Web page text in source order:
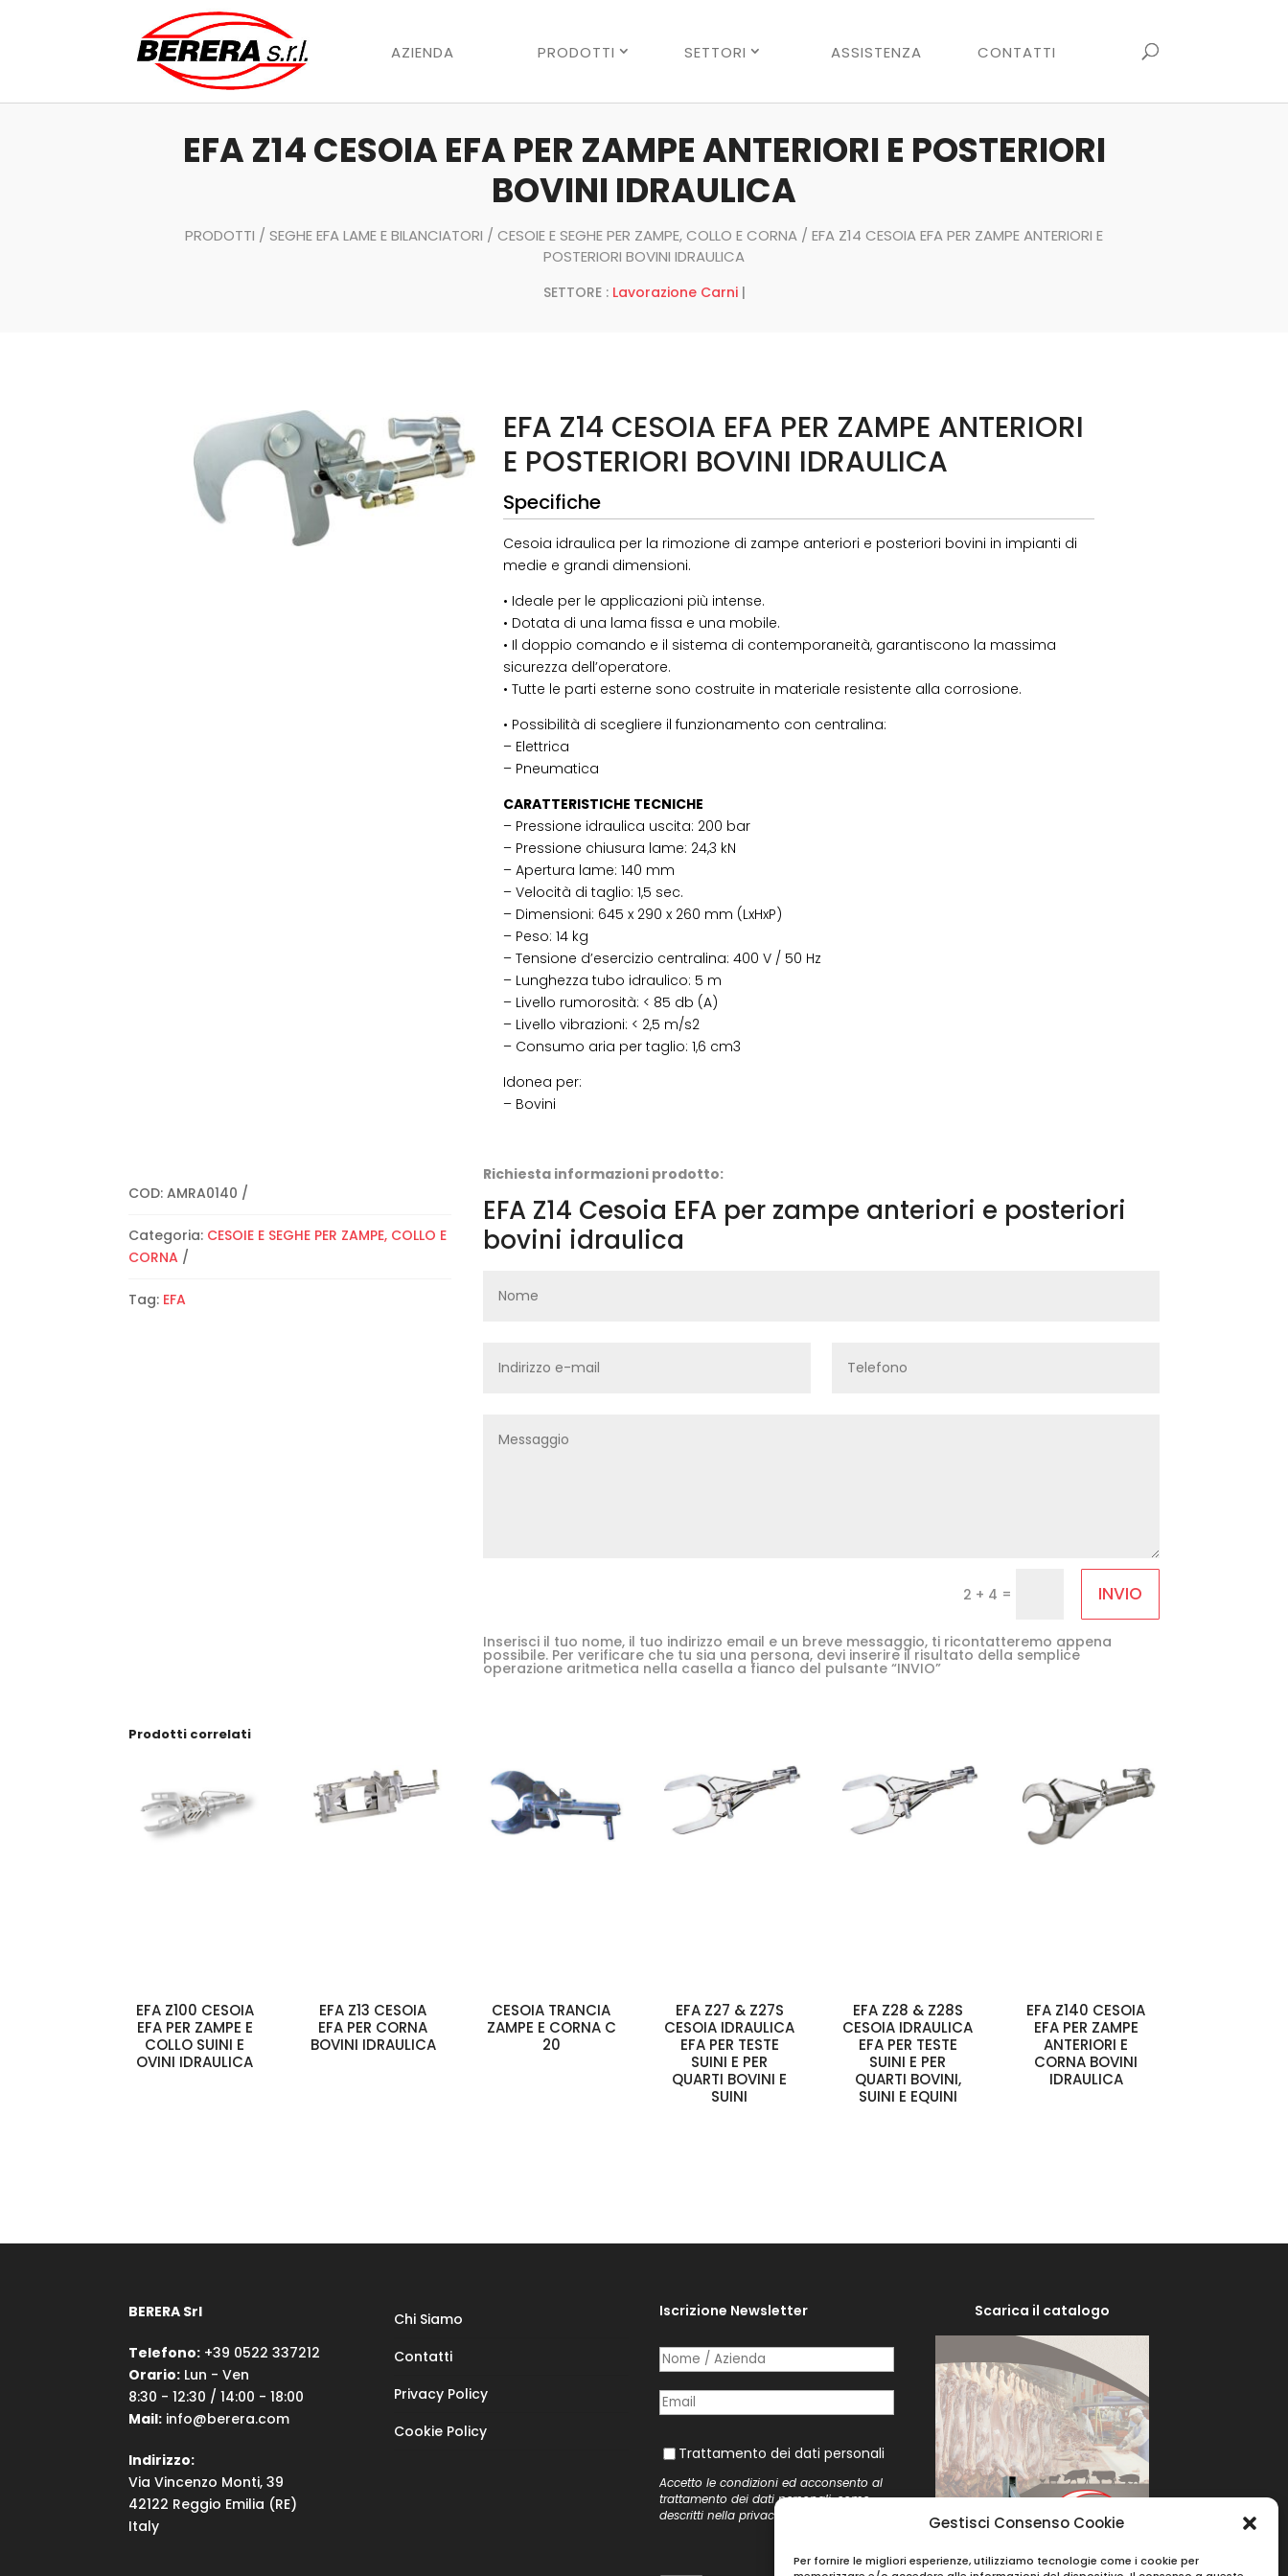
Gestisci Consenso Cookie
Per fornire le migliori esperienze, utilizziamo tecnologie come i cookie per
AZIENDA PRODOTTI SETTORI ASSISTENZA CONTATTI
EFA Z14 CESOIA EFA PER ZAMPE ANTERIORI E POSTERIORI
BOVINI IDRAULICA
PRODOTTI / SEGHE EFA LAME E BILANCIATORI / CESOIE E SEGHE PER ZAMPE, COLLO E CORNA / EFA Z14 CESOIA EFA PER ZAMPE ANTERIORI E
POSTERIORI BOVINI IDRAULICA
SETTORE : Lavorazione Carni|
EFA Z14 CESOIA EFA PER ZAMPE ANTERIORI
E POSTERIORI BOVINI IDRAULICA
Specifiche
Cesoia idraulica per la rimozione di zampe anteriori e posteriori bovini in impianti di
medie e grandi dimensioni.
• Ideale per le applicazioni più intense.
• Dotata di una lama fissa e una mobile.
• Il doppio comando e il sistema di contemporaneità, garantiscono la massima
sicurezza dell’operatore.
• Tutte le parti esterne sono costruite in materiale resistente alla corrosione.
• Possibilità di scegliere il funzionamento con centralina:
– Elettrica
– Pneumatica
CARATTERISTICHE TECNICHE
– Pressione idraulica uscita: 200 bar
– Pressione chiusura lame: 24,3 kN
– Apertura lame: 140 mm
– Velocità di taglio: 1,5 sec.
– Dimensioni: 645 x 290 x 260 mm (LxHxP)
– Peso: 14 kg
– Tensione d’esercizio centralina: 400 V / 50 Hz
– Lunghezza tubo idraulico: 5 m
– Livello rumorosità: < 85 db (A)
– Livello vibrazioni: < 2,5 m/s2
– Consumo aria per taglio: 1,6 cm3
Idonea per:
– Bovini
COD:AMRA0140
Categoria: CESOIE E SEGHE PER ZAMPE, COLLO E
CORNA
Tag: EFA
Richiesta informazioni prodotto:
EFA Z14 Cesoia EFA per zampe anteriori e posteriori
bovini idraulica
2 + 4 = INVIO
Inserisci il tuo nome, il tuo indirizzo email e un breve messaggio, ti ricontatteremo appena
possibile. Per verificare che tu sia una persona, devi inserire il risultato della semplice
operazione aritmetica nella casella a fianco del pulsante “INVIO”
Prodotti correlati
EFA Z100 CESOIA
EFA PER ZAMPE E
COLLO SUINI E
OVINI IDRAULICA
EFA Z13 CESOIA
EFA PER CORNA
BOVINI IDRAULICA
CESOIA TRANCIA
ZAMPE E CORNA C
20
EFA Z27 & Z27S
CESOIA IDRAULICA
EFA PER TESTE
SUINI E PER
QUARTI BOVINI E
SUINI
EFA Z28 & Z28S
CESOIA IDRAULICA
EFA PER TESTE
SUINI E PER
QUARTI BOVINI,
SUINI E EQUINI
EFA Z140 CESOIA
EFA PER ZAMPE
ANTERIORI E
CORNA BOVINI
IDRAULICA
BERERA Srl
Telefono: +39 0522 337212
Orario: Lun - Ven
8:30 - 12:30 / 14:00 - 18:00
Mail: info@berera.com
Indirizzo:
Via Vincenzo Monti, 39
42122 Reggio Emilia (RE)
Italy
Chi Siamo
Contatti
Privacy Policy
Cookie Policy
Iscrizione Newsletter
Nome /​ Azienda
Posta elettronica
Trattamento dei dati personali
Trattamento dei dati personali
Accetto le condizioni ed acconsento al
trattamento dei dati personali, come
descritti nellaprivacy policy
Scarica il catalogo